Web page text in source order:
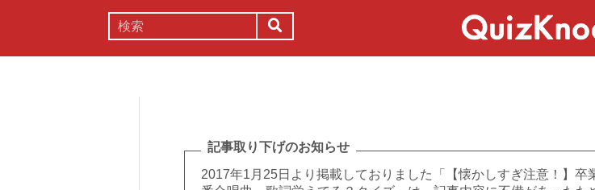
記事取り下げのお知らせ
2017年1月25日より掲載しておりました「【懐かしすぎ注意！】卒